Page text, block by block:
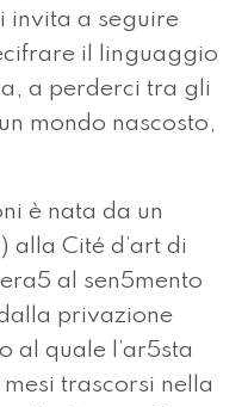
invita a seguire
il linguaggio
a perderci tra gli
mondo nascosto,
è nata da un
alla Cité d’art di
al sen5mento
privazione
al quale l’ar5sta
trascorsi nella